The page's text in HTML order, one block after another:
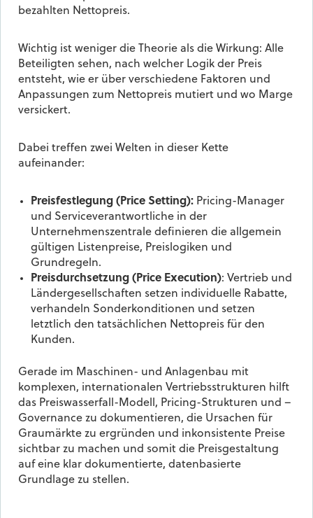
bezahlten Nettopreis.
Wichtig ist weniger die Theorie als die Wirkung: Alle
Beteiligten sehen, nach welcher Logik der Preis
entsteht, wie er über verschiedene Faktoren und
Anpassungen zum Nettopreis mutiert und wo Marge
versickert.
Dabei treffen zwei Welten in dieser Kette
aufeinander:
Preisfestlegung (Price Setting):Pricing-Manager
und Serviceverantwortliche in der
Unternehmenszentrale definieren die allgemein
gültigen Listenpreise, Preislogiken und
Grundregeln.
Preisdurchsetzung (Price Execution): Vertrieb und
Ländergesellschaften setzen individuelle Rabatte,
verhandeln Sonderkonditionen und setzen
letztlich den tatsächlichen Nettopreis für den
Kunden.
Gerade im Maschinen- und Anlagenbau mit
komplexen, internationalen Vertriebsstrukturen hilft
das Preiswasserfall-Modell, Pricing-Strukturen und –
Governance zu dokumentieren, die Ursachen für
Graumärkte zu ergründen und inkonsistente Preise
sichtbar zu machen und somit die Preisgestaltung
auf eine klar dokumentierte, datenbasierte
Grundlage zu stellen.